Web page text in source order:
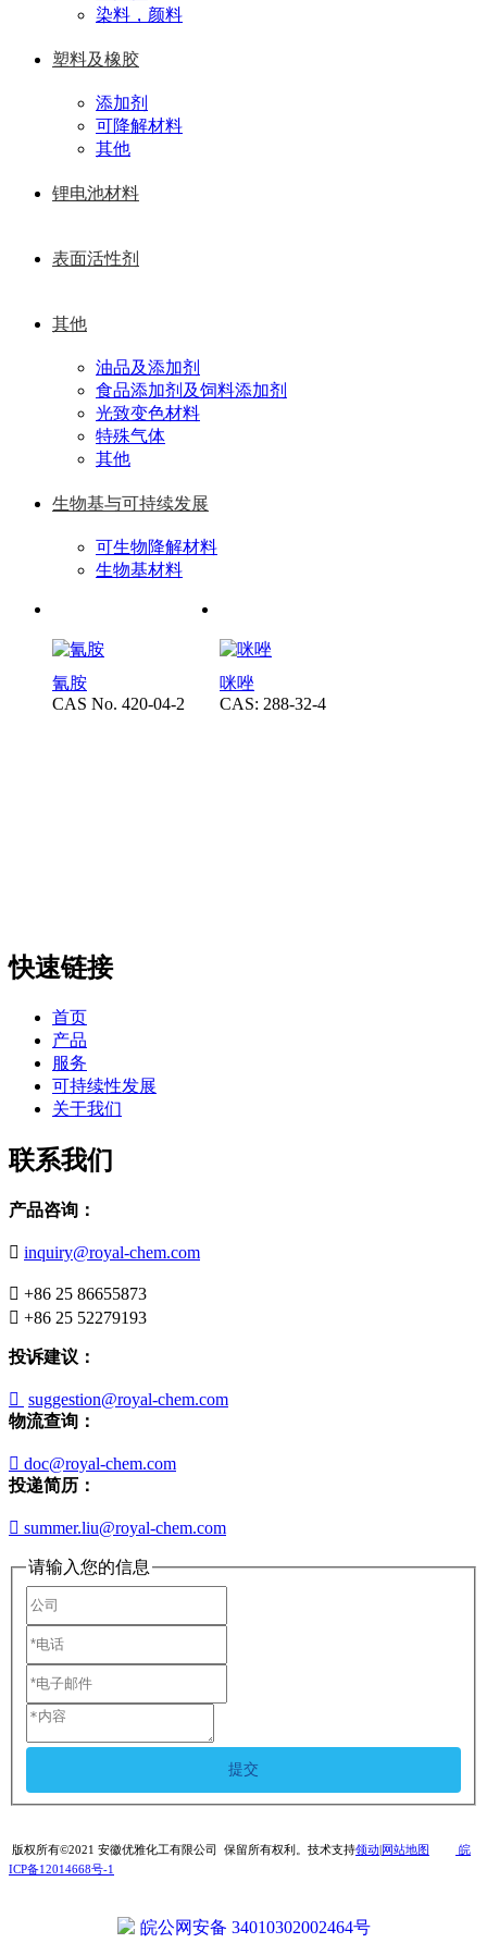
染料，颜料
塑料及橡胶
添加剂
可降解材料
其他
锂电池材料
表面活性剂
其他
油品及添加剂
食品添加剂及饲料添加剂
光致变色材料
特殊气体
其他
生物基与可持续发展
可生物降解材料
生物基材料
氰胺
CAS No. 420-04-2
咪唑
CAS: 288-32-4
快速链接
首页
产品
服务
可持续性发展
关于我们
联系我们
产品咨询：
 inquiry@royal-chem.com
 +86 25 86655873
 +86 25 52279193
投诉建议：
 suggestion@royal-chem.com
物流查询：
 doc@royal-chem.com
投递简历：
 summer.liu@royal-chem.com
请输入您的信息
提交
版权所有©2021 安徽优雅化工有限公司 保留所有权利。技术支持领动|网站地图
皖
ICP备12014668号-1
皖公网安备 34010302002464号